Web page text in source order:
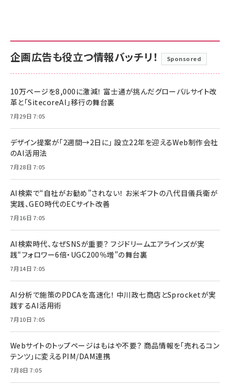
企画広告も役立つ情報バッチリ！ Sponsored
10万ページを8,000に激減！ 富士通が挑んだグローバルサイト改
革と「SitecoreAI」移行の舞台裏
7月29日 7:05
デザイン提案が「2週間→2日に」 設立22年を迎えるWeb制作会社
のAI活用法
7月28日 7:05
AI検索で“自社がお勧め”されない！ お米ギフトの八代目儀兵衛が
実践、GEO時代のECサイト改善
7月16日 7:05
AI検索時代、なぜSNSが重要？ フジドリームエアラインズが実
践“フォロワー6倍・UGC200％増”の舞台裏
7月14日 7:05
AI分析で施策のPDCAを高速化！ 中川政七商店とSprocketが実
践するAI活用術
7月10日 7:05
Webサイトのトップページはもはや不要？ 商品情報を「売れるコン
テンツ」に変えるPIM/DAM連携
7月8日 7:05